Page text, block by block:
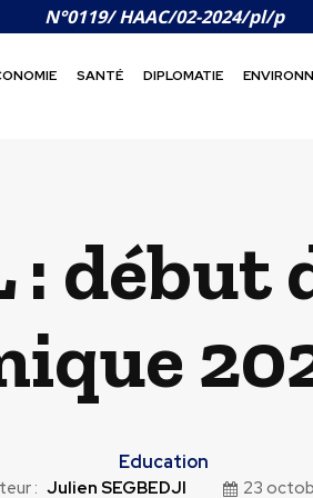
N°0119/ HAAC/02-2024/pl/p
SANTÉ DIPLOMATIE
: début
Education
: Julien SEGBEDJI 23